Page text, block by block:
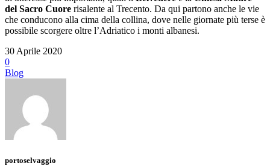
del Sacro Cuore risalente al Trecento. Da qui partono anche le vie
che conducono alla cima della collina, dove nelle giornate più terse è
possibile scorgere oltre l’Adriatico i monti albanesi.
30 Aprile 2020
0
Blog
portoselvaggio